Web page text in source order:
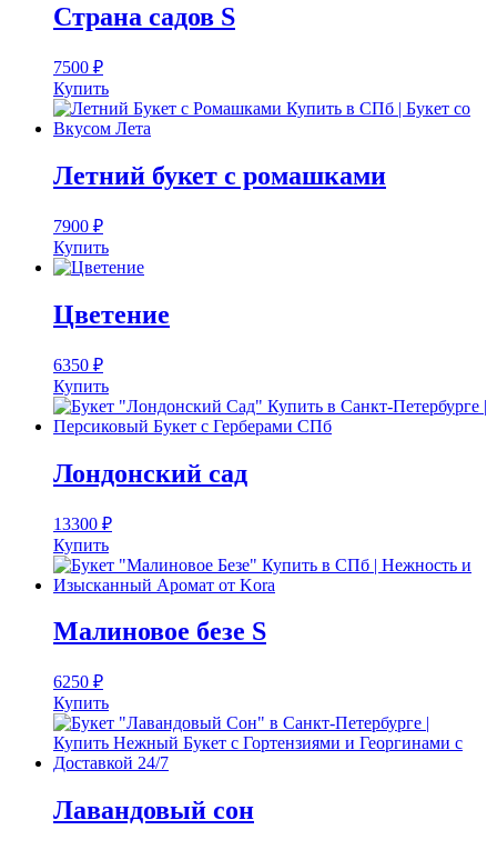
Страна садов S
7500 ₽
Купить
Летний букет с ромашками
7900 ₽
Купить
Цветение
6350 ₽
Купить
Лондонский сад
13300 ₽
Купить
Малиновое безе S
6250 ₽
Купить
Лавандовый сон